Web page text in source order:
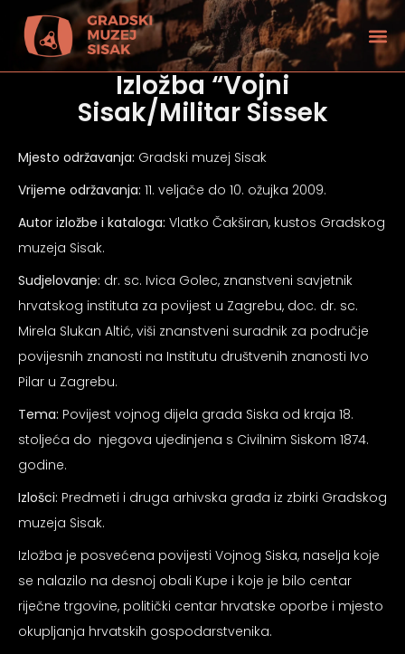
Izložba “Vojni
Sisak/Militar Sissek
Mjesto održavanja: Gradski muzej Sisak
Vrijeme održavanja: 11. veljače do 10. ožujka 2009.
Autor izložbe i kataloga: Vlatko Čakširan, kustos Gradskog
muzeja Sisak.
Sudjelovanje: dr. sc. Ivica Golec, znanstveni savjetnik
hrvatskog instituta za povijest u Zagrebu, doc. dr. sc.
Mirela Slukan Altić, viši znanstveni suradnik za područje
povijesnih znanosti na Institutu društvenih znanosti Ivo
Pilar u Zagrebu.
Tema: Povijest vojnog dijela grada Siska od kraja 18.
stoljeća do njegova ujedinjena s Civilnim Siskom 1874.
godine.
Izlošci: Predmeti i druga arhivska građa iz zbirki Gradskog
muzeja Sisak.
Izložba je posvećena povijesti Vojnog Siska, naselja koje
se nalazilo na desnoj obali Kupe i koje je bilo centar
riječne trgovine, politički centar hrvatske oporbe i mjesto
okupljanja hrvatskih gospodarstvenika.
vida